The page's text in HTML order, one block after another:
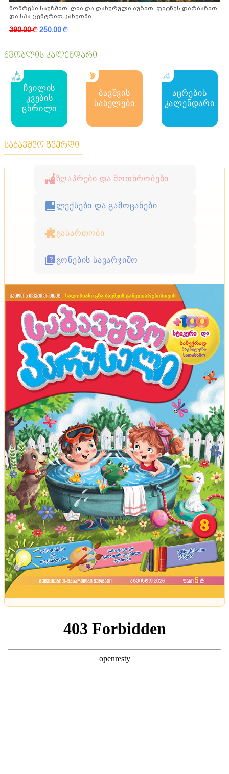
ნომრები საუზმით, ღია და დახურული აუზით, ფიტნეს დარბაზით
და სპა ცენტრით კახეთში
390.00k250.00k
მშობლის კალენდარი
ჩვილის
კვების
ცხრილი
ბავშვის
სახელები
აცრების
კალენდარი
საბავშვო გვერდი
ზღაპრები და მოთხრობები
ლექსები და გამოცანები
გასართობი
გონების სავარჯიშო